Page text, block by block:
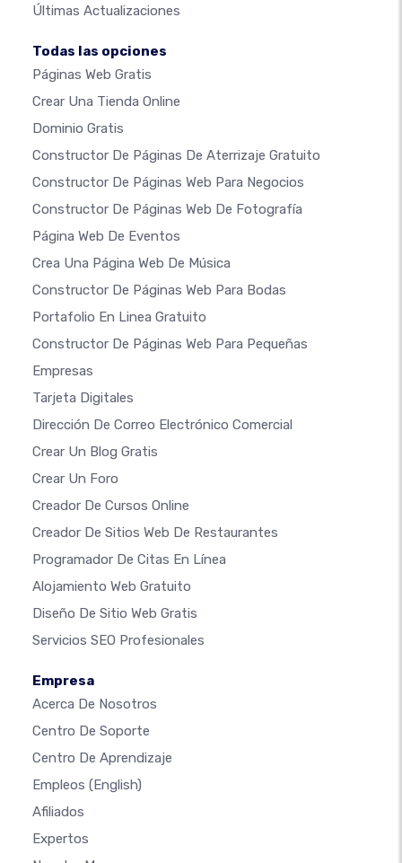
Últimas Actualizaciones
Todas las opciones
Páginas Web Gratis
Crear Una Tienda Online
Dominio Gratis
Constructor De Páginas De Aterrizaje Gratuito
Constructor De Páginas Web Para Negocios
Constructor De Páginas Web De Fotografía
Página Web De Eventos
Crea Una Página Web De Música
Constructor De Páginas Web Para Bodas
Portafolio En Linea Gratuito
Constructor De Páginas Web Para Pequeñas
Empresas
Tarjeta Digitales
Dirección De Correo Electrónico Comercial
Crear Un Blog Gratis
Crear Un Foro
Creador De Cursos Online
Creador De Sitios Web De Restaurantes
Programador De Citas En Línea
Alojamiento Web Gratuito
Diseño De Sitio Web Gratis
Servicios SEO Profesionales
Empresa
Acerca De Nosotros
Centro De Soporte
Centro De Aprendizaje
Empleos (English)
Afiliados
Expertos